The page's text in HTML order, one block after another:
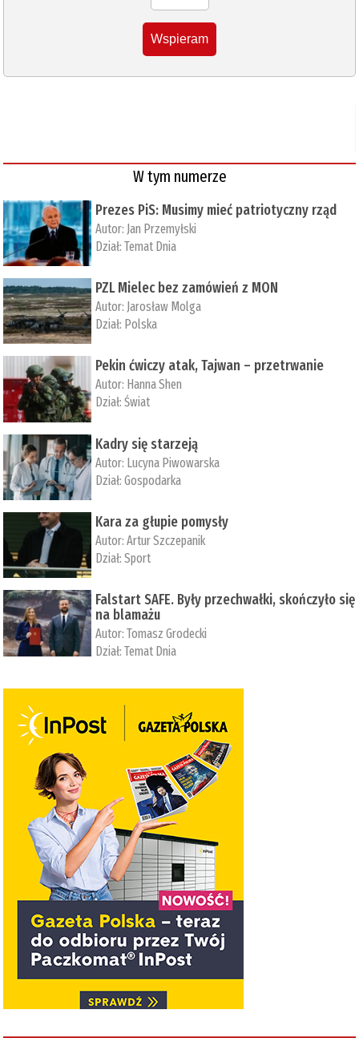
Wspieram
W tym numerze
Prezes PiS: Musimy mieć patriotyczny rząd
Autor: Jan Przemyłski
Dział:Temat Dnia
PZL Mielec bez zamówień z MON
Autor: Jarosław Molga
Dział: Polska
Pekin ćwiczy atak, Tajwan – przetrwanie
Autor: ­Hanna Shen
Dział:Świat
Kadry się starzeją
Autor: Lucyna Piwowarska
Dział:Gospodarka
Kara za głupie pomysły
Autor:Artur Szczepanik
Dział:Sport
Falstart SAFE. Były przechwałki, skończyło się
na blamażu
Autor:Tomasz Grodecki
Dział:Temat Dnia